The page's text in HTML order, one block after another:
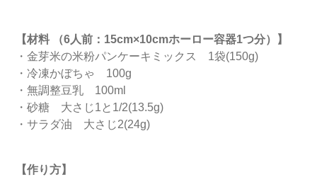
【材料 （6人前：15cm×10cmホーロー容器1つ分）】
・金芽米の米粉パンケーキミックス 1袋(150g)
・冷凍かぼちゃ 100g
・無調整豆乳 100ml
・砂糖 大さじ1と1/2(13.5g)
・サラダ油 大さじ2(24g)
【作り方】